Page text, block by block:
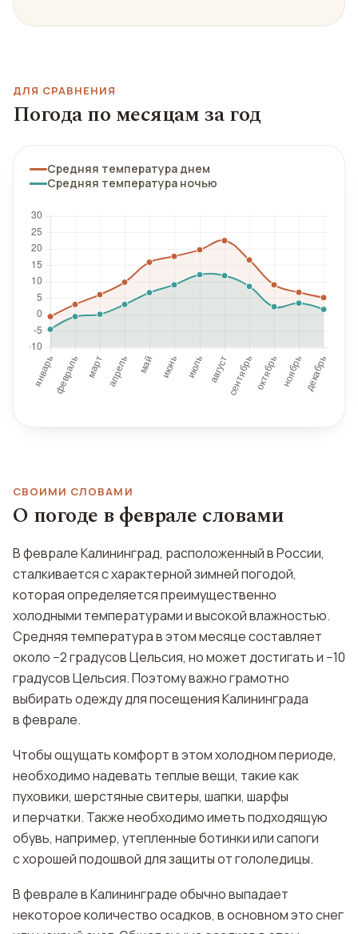
ДЛЯ СРАВНЕНИЯ
Погода по месяцам за год
Средняя температура днем
Средняя температура ночью
СВОИМИ СЛОВАМИ
О погоде в феврале словами
В феврале Калининград, расположенный в России,
сталкивается с характерной зимней погодой,
которая определяется преимущественно
холодными температурами и высокой влажностью.
Средняя температура в этом месяце составляет
около −2 градусов Цельсия, но может достигать и −10
градусов Цельсия. Поэтому важно грамотно
выбирать одежду для посещения Калининграда
в феврале.
Чтобы ощущать комфорт в этом холодном периоде,
необходимо надевать теплые вещи, такие как
пуховики, шерстяные свитеры, шапки, шарфы
и перчатки. Также необходимо иметь подходящую
обувь, например, утепленные ботинки или сапоги
с хорошей подошвой для защиты от гололедицы.
В феврале в Калининграде обычно выпадает
некоторое количество осадков, в основном это снег